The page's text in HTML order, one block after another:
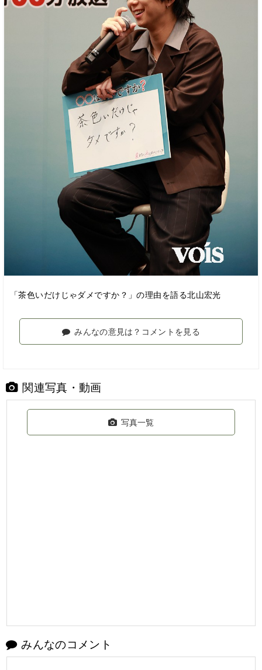
「茶色いだけじゃダメですか？」の理由を語る北山宏光
みんなの意見は？コメントを見る
関連写真・動画
写真一覧
みんなのコメント